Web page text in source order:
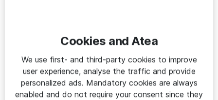
och vårterminen beräknas starta i mitten av februari
2024 i Andersberg i Gävle.
Om Miniorlandslaget
Cookies and Atea
We use first- and third-party cookies to improve
user experience, analyse the traffic and provide
personalized ads. Mandatory cookies are always
enabled and do not require your consent since they